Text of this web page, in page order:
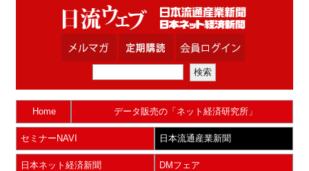
Home データ販売の「ネット経済研究所」
セミナーNAVI 日本流通産業新聞
日本ネット経済新聞 DMフェア